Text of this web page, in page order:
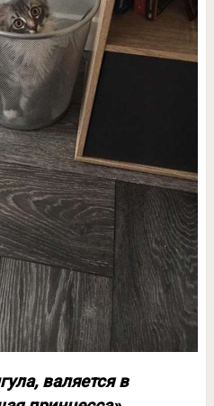
валяется в